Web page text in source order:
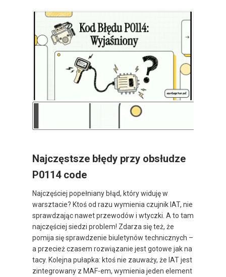
Najczęstsze błędy przy obsłudze
P0114 code
Najczęściej popełniany błąd, który widuję w
warsztacie? Ktoś od razu wymienia czujnik IAT, nie
sprawdzając nawet przewodów i wtyczki. A to tam
najczęściej siedzi problem! Zdarza się też, że
pomija się sprawdzenie biuletynów technicznych –
a przecież czasem rozwiązanie jest gotowe jak na
tacy. Kolejna pułapka: ktoś nie zauważy, że IAT jest
zintegrowany z MAF-em, wymienia jeden element